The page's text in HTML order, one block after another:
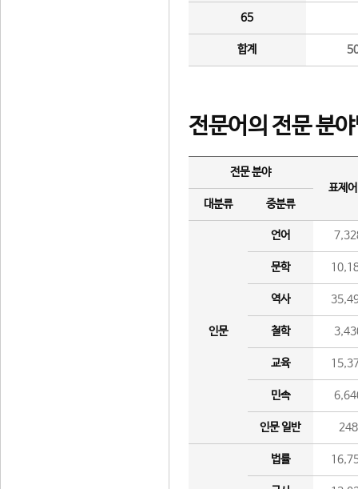
65
합계
전문어의 전문 분
전문 분야
표제
대분류
중분류
인문
언어
문학
역사
철학
교육
민속
인문 일반 248
법률